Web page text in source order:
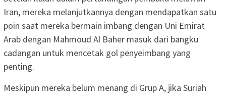
Iran, mereka melanjutkannya dengan mendapatkan satu
poin saat mereka bermain imbang dengan Uni Emirat
Arab dengan Mahmoud Al Baher masuk dari bangku
cadangan untuk mencetak gol penyeimbang yang
penting.
Meskipun mereka belum menang di Grup A, jika Suriah